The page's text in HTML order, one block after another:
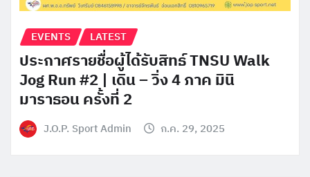
EVENTS LATEST
ประกาศรายชื่อผู้ได้รับสิทธ์ TNSU Walk
Jog Run #2 | เดิน – วิ่ง 4 ภาค มินิ
มาราธอน ครั้งที่ 2
J.O.P. Sport Admin ก.ค. 29, 2025